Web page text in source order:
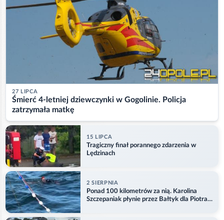
27 LIPCA
Śmierć 4-letniej dziewczynki w Gogolinie. Policja
zatrzymała matkę
15 LIPCA
Tragiczny finał porannego zdarzenia w
Lędzinach
2 SIERPNIA
Ponad 100 kilometrów za nią. Karolina
Szczepaniak płynie przez Bałtyk dla Piotra.